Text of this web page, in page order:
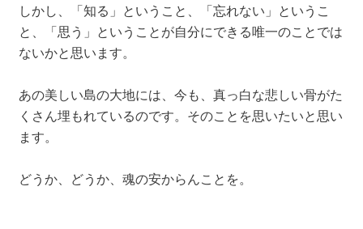
しかし、「知る」ということ、「忘れない」というこ
と、「思う」ということが自分にできる唯一のことでは
ないかと思います。
あの美しい島の大地には、今も、真っ白な悲しい骨がた
くさん埋もれているのです。そのことを思いたいと思い
ます。
どうか、どうか、魂の安からんことを。